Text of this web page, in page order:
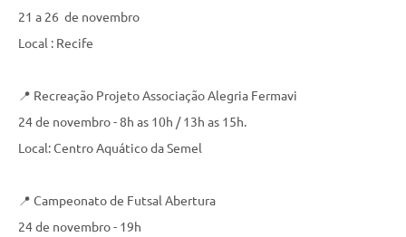
21 a 26 de novembro
Local : Recife
📍 Recreação Projeto Associação Alegria Fermavi
24 de novembro - 8h as 10h / 13h as 15h.
Local: Centro Aquático da Semel
📍 Campeonato de Futsal Abertura
24 de novembro - 19h